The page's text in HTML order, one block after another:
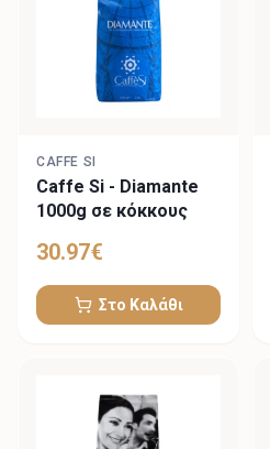
CAFFE SI
Caffe Si - Diamante
1000g σε κόκκους
30.97€
Στο Καλάθι